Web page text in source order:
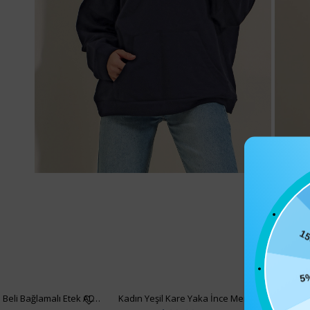
Kadın Siyah Asimetrik Kesim Beli Bağlamalı Etek ALC-X5001 Kadın Yeşil Kare Yaka İnce Merserize Bluz ALC-